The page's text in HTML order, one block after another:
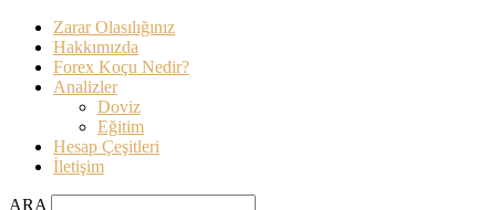
Zarar Olasılığınız
Hakkımızda
Forex Koçu Nedir?
Analizler
Doviz
Eğitim
Hesap Çeşitleri
İletişim
ARA